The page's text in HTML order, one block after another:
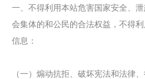
一、不得利用本站危害国家安全、
会集体的和公民的合法权益，不得
信息：
（一）煽动抗拒、破坏宪法和法律